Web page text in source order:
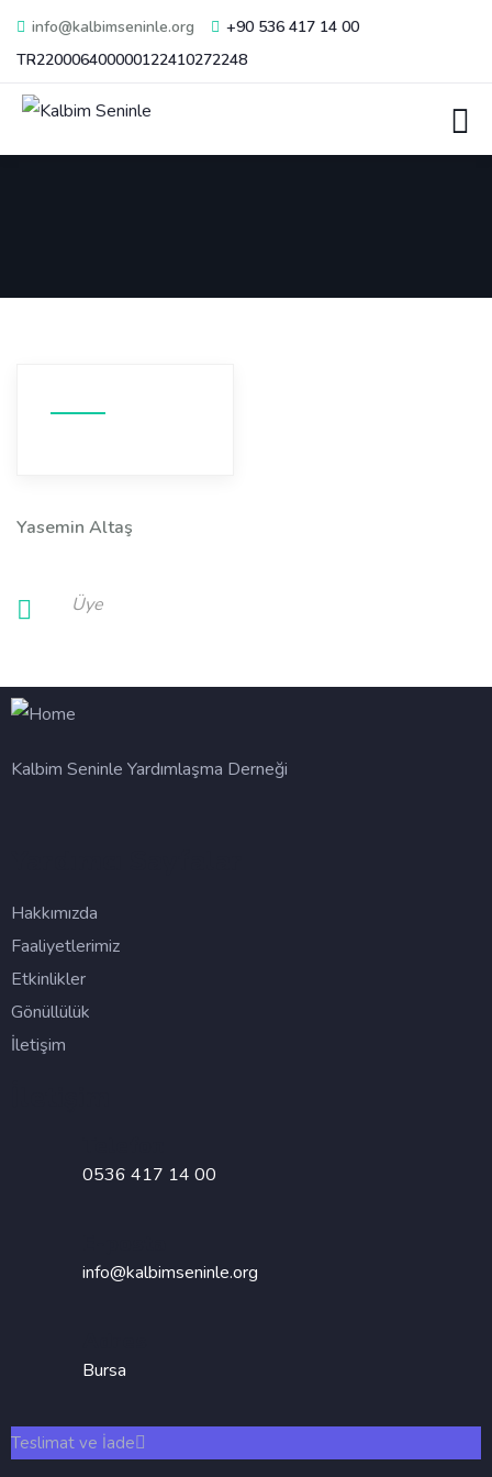
info@kalbimseninle.org
+90 536 417 14 00
TR220006400000122410272248
Yasemin Altaş
Üye
Kalbim Seninle Yardımlaşma Derneği
Hakkımızda
Faaliyetlerimiz
Etkinlikler
Gönüllülük
İletişim
0536 417 14 00
info@kalbimseninle.org
Bursa
Teslimat ve İade